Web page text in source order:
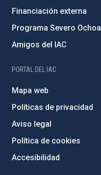
Financiación externa
Programa Severo Ochoa
Amigos del IAC
PORTAL DEL IAC
Mapa web
Políticas de privacidad
Aviso legal
Política de cookies
Accesibilidad